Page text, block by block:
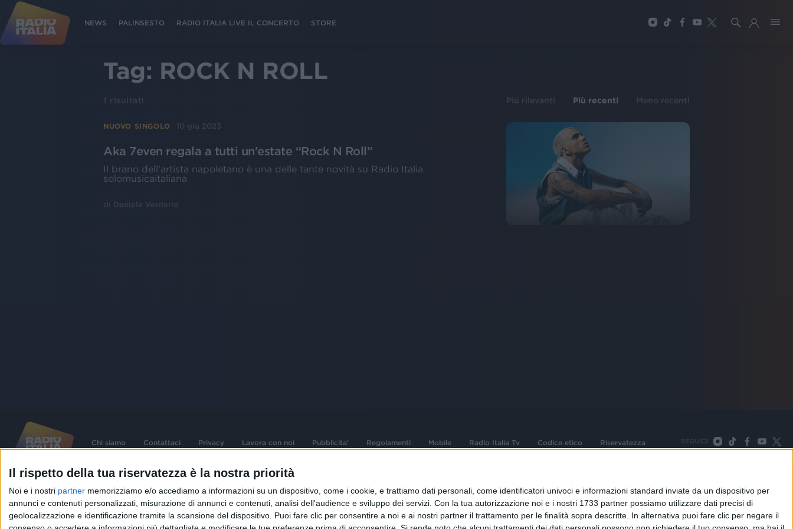
Il rispetto della tua riservatezza è la nostra priorità
Noi e i nostri partner memorizziamo e/o accediamo a informazioni su un dispositivo, come i cookie, e trattiamo dati personali, come identificatori univoci e informazioni standard inviate da un dispositivo per
annunci e contenuti personalizzati, misurazione di annunci e contenuti, analisi dell'audience e sviluppo dei servizi. Con la tua autorizzazione noi e i nostri 1733 partner possiamo utilizzare dati precisi di
geolocalizzazione e identificazione tramite la scansione del dispositivo. Puoi fare clic per consentire a noi e ai nostri partner il trattamento per le finalità sopra descritte. In alternativa puoi fare clic per negare il
NEWS PALINSESTO RADIO ITALIA LIVE IL CONCERTO STORE
Tag: ROCK N ROLL
1 risultati Più rilevanti Più recenti Meno recenti
NUOVO SINGOLO 10 giu 2023
Aka 7even regala a tutti un'estate “Rock N Roll”
Il brano dell'artista napoletano è una delle tante novità su Radio Italia
solomusicaitaliana
di Daniele Verderio
Chi siamo Contattaci Privacy Lavora con noi Pubblicita' Regolamenti Mobile Radio Italia Tv Codice etico Riservatezza SEGUICI
©2026RADIO ITALIA S.p.A. P.IVA 06832230152 | Tutti i diritti riservati. Per le opere dell'ingegno
contenute nel sito sono stati assolti gli obblighi derivanti dalla normativa dei diritti d'autore e dei diritti
connessi.
Capitale Sociale € 580.000,00 interamente versato. Iscr. Reg. Imprese Milano - C.F. e n° iscrizione
Sede Amministrativa: Viale Europa 49, 20093 Cologno Monzese (Mi) |Tel. +39 02 254441 | Fax +39
02 25444220
Sede Legale: Via Savona 97, 20144 Milano
TORNA SU